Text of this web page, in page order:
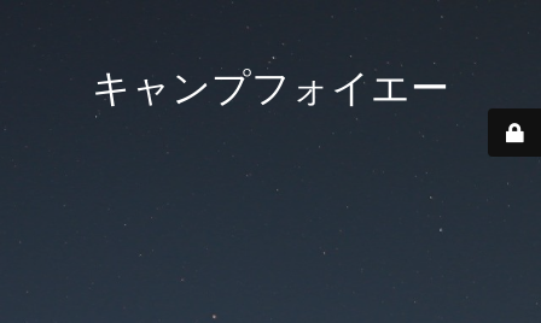
キャンプフォイエー